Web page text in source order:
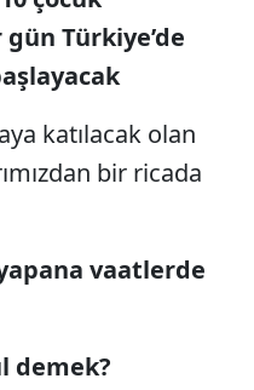
Iğdır
Karabük
Türkiye’de
katılacak olan
bir ricada
vaatlerde
demek?